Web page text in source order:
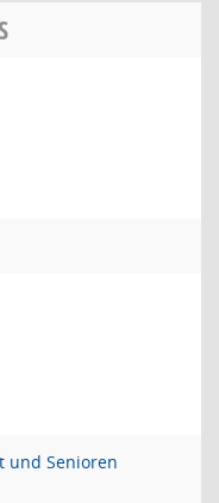
und Senioren